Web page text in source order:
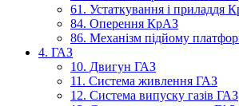
61. Устаткування і приладдя
84. Оперення КрАЗ
86. Механізм підйому
4. ГАЗ
10. Двигун ГАЗ
11. Система живлення ГАЗ
12. Система випуску газів ГАЗ